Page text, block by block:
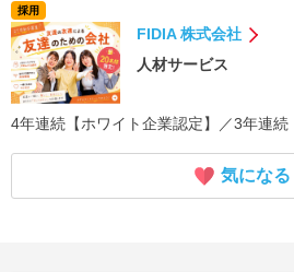
採用
FIDIA 株式会社
人材サービス
4年連続【ホワイト企業認定】／3年連続
気になる